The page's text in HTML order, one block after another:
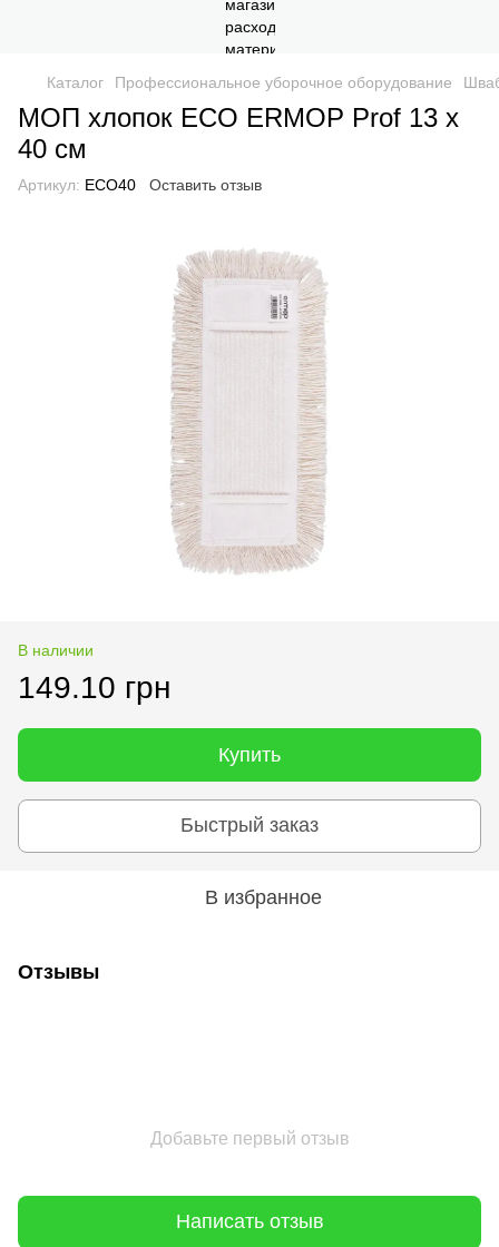
Каталог Профессиональное уборочное оборудование
МОП хлопок ECO ERMOP Prof 13 x
40 см
Артикул: ECO40 Оставить отзыв
В наличии
149.10 грн
Купить
Быстрый заказ
В избранное
Отзывы
Добавьте первый отзыв
Написать отзыв